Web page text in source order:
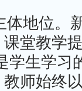
体地位。
堂教学
学生学习
师始终